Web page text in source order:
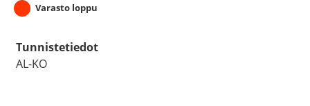
Varasto loppu
Tunnistetiedot
AL-KO